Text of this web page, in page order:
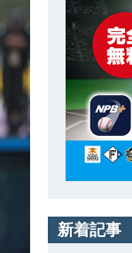
新着記事